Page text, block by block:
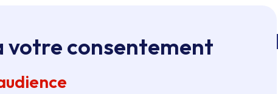
votre consentement
pour l’avenir de nos